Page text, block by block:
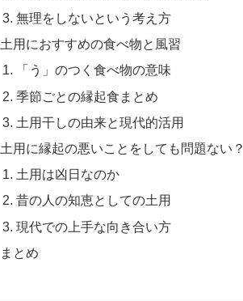
無理をしないという考え方
土用におすすめの食べ物と風習
「う」のつく食べ物の意味
季節ごとの縁起食まとめ
土用干しの由来と現代的活用
土用に縁起の悪いことをしても問題ない？
土用は凶日なのか
昔の人の知恵としての土用
現代での上手な向き合い方
まとめ